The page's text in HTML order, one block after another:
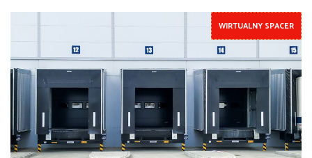
WIRTUALNY SPACER